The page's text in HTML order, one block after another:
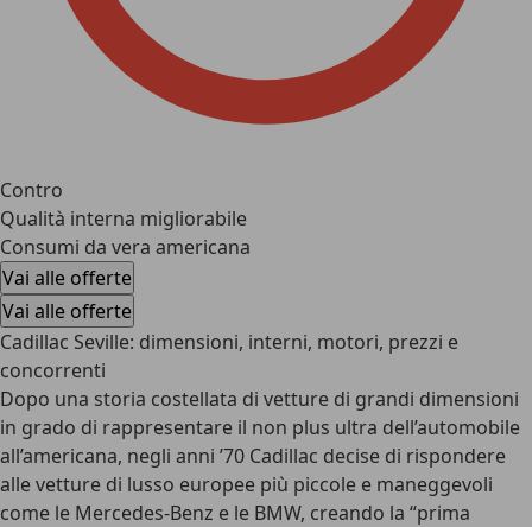
Contro
Qualità interna migliorabile
Consumi da vera americana
Vai alle offerte
Vai alle offerte
Cadillac Seville: dimensioni, interni, motori, prezzi e
concorrenti
Dopo una storia costellata di vetture di grandi dimensioni
in grado di rappresentare il non plus ultra dell’automobile
all’americana, negli anni ’70 Cadillac decise di rispondere
alle vetture di lusso europee più piccole e maneggevoli
come le Mercedes-Benz e le BMW, creando la “prima